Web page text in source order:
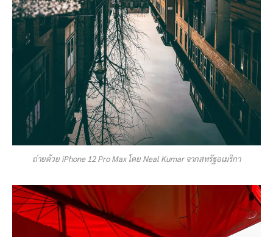
ถ่ายด้วย iPhone 12 Pro Max โดย Neal Kumar จากสหรัฐอเมริกา